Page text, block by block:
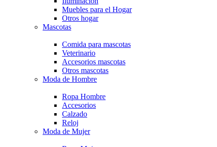
Muebles para el Hogar
Otros hogar
Mascotas
Comida para mascotas
Veterinario
Accesorios mascotas
Otros mascotas
Moda de Hombre
Ropa Hombre
Accesorios
Calzado
Reloj
Moda de Mujer